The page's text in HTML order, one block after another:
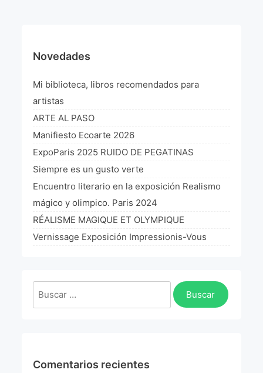
L’art Colombien à Paris 2019
L’art Latino-américain à Paris 2019
Reflecting Source. NY 2019
«Sincronías con sentido» Bogotá Colombia 2019
«Huellas trashumantes» New York 2018
Commissaire D’exposition
Manifiesto Ecoarte
Novedades
Mi biblioteca, libros recomendados para
artistas
ARTE AL PASO
Manifiesto Ecoarte 2026
ExpoParis 2025 RUIDO DE PEGATINAS
Siempre es un gusto verte
Encuentro literario en la exposición Realismo
mágico y olimpico. Paris 2024
RÉALISME MAGIQUE ET OLYMPIQUE
Vernissage Exposición Impressionis-Vous
Buscar:
Comentarios recientes